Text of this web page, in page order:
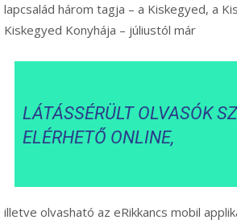
lapcsalád három tagja – a Kiskegyed, a
Kiskegyed Konyhája – júliustól már
LÁTÁSSÉRÜLT OLVASÓK
ELÉRHETŐ ONLINE,
illetve olvasható az eRikkancs mobil